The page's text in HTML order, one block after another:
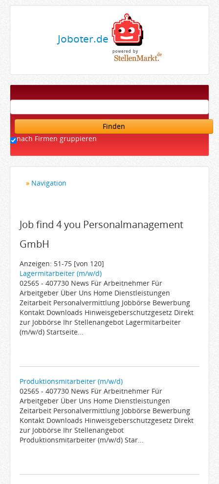
Joboter.de
Finden
nach Firmen gruppieren
Navigation
Arbeitgeber
Firmen von A-Z
JobWiki
Berufe
Städte
Karriere
Impressum
Job find 4 you Personalmanagement
GmbH
Anzeigen: 51-75 [von 120]
Lagermitarbeiter (m/w/d)
02565 - 407730 News Für Arbeitnehmer Für
Arbeitgeber Über Uns Home Dienstleistungen
Zeitarbeit Personalvermittlung Jobbörse Bewerbung
Kontakt Downloads Hinweisgeberschutzgesetz Direkt
zur Jobbörse Ihr Stellenangebot Lagermitarbeiter
(m/w/d) Startseite...
Produktionsmitarbeiter (m/w/d)
02565 - 407730 News Für Arbeitnehmer Für
Arbeitgeber Über Uns Home Dienstleistungen
Zeitarbeit Personalvermittlung Jobbörse Bewerbung
Kontakt Downloads Hinweisgeberschutzgesetz Direkt
zur Jobbörse Ihr Stellenangebot
Produktionsmitarbeiter (m/w/d) Star...